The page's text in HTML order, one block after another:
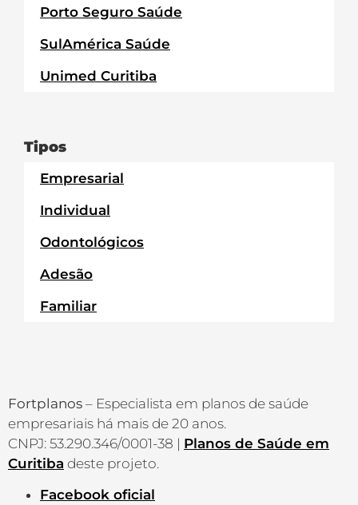
Porto Seguro Saúde
SulAmérica Saúde
Unimed Curitiba
Tipos
Empresarial
Individual
Odontológicos
Adesão
Familiar
Fortplanos – Especialista em planos de saúde
empresariais há mais de 20 anos.
CNPJ: 53.290.346/0001-38 | Planos de Saúde em
Curitiba deste projeto.
Facebook oficial